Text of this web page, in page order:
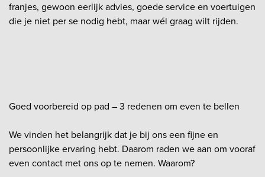
franjes, gewoon eerlijk advies, goede service en voertuigen
die je niet per se nodig hebt, maar wél graag wilt rijden.
Goed voorbereid op pad – 3 redenen om even te bellen
We vinden het belangrijk dat je bij ons een fijne en
persoonlijke ervaring hebt. Daarom raden we aan om vooraf
even contact met ons op te nemen. Waarom?